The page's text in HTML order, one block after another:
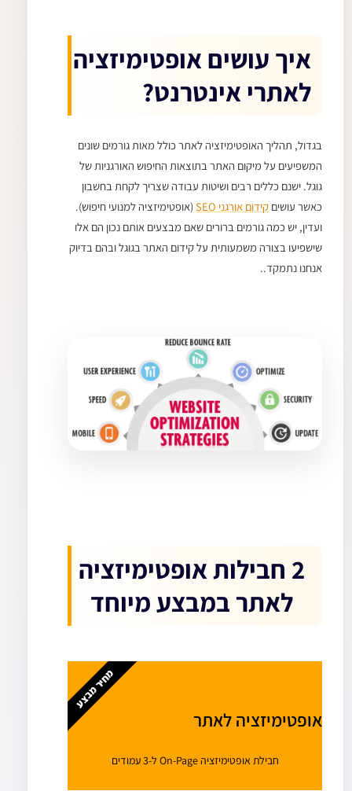
איך עושים אופטימיזציה
לאתרי אינטרנט?
בגדול, תהליך האופטימיזציה לאתר כולל מאות גורמים שונים
המשפיעים על מיקום האתר בתוצאות החיפוש האורגניות של
גוגל. ישנם כללים רבים ושיטות עבודה שצריך לקחת בחשבון
כאשר עושים קידום אורגני SEO
(אופטימיזציה למנועי חיפוש).
ועדין, יש כמה גורמים ברורים שאם מבצעים אותם נכון הם אלו
שישפיעו בצורה משמעותית על קידום האתר בגוגל ובהם בדיוק
אנחנו נתמקד..
2 חבילות אופטימיזציה
לאתר במבצע מיוחד
אופטימיזציה לאתר
חבילת אופטימיזציה On-Page ל-3 עמודים
מחיר מבצע